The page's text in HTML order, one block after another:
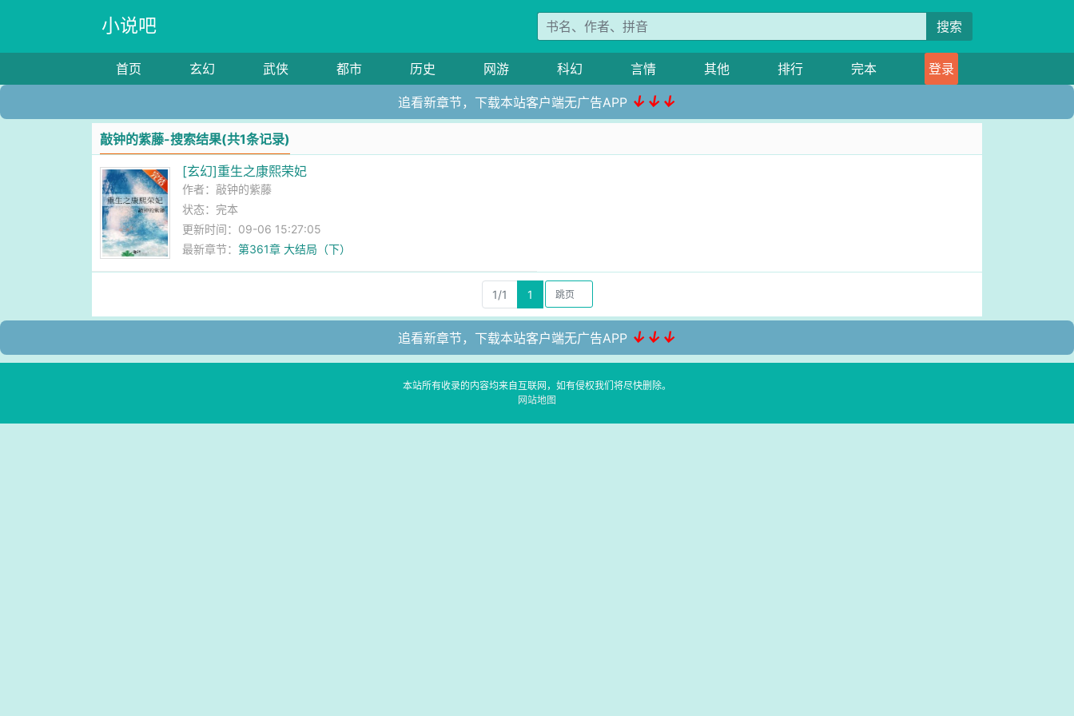
小说吧 搜索
首页 玄幻 武侠 都市 历史 网游 科幻 言情 其他 排行 完本 登录
追看新章节，下载本站客户端无广告APP ↓↓↓
敲钟的紫藤-搜索结果(共1条记录)
[玄幻]重生之康熙荣妃
作者：敲钟的紫藤
状态：完本
更新时间：09-06 15:27:05
最新章节：第361章 大结局（下）
1/1 1
追看新章节，下载本站客户端无广告APP ↓↓↓
本站所有收录的内容均来自互联网，如有侵权我们将尽快删除。
网站地图